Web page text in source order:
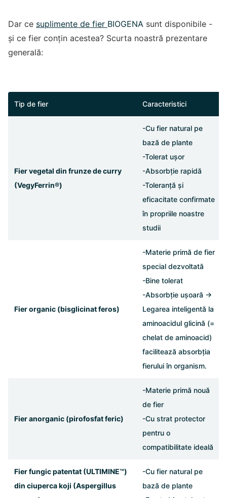
Dar ce suplimente de fier BIOGENA sunt disponibile -
și ce fier conțin acestea? Scurta noastră prezentare
generală:
Tip de fier Caracteristici
Fier vegetal din frunze de curry
(VegyFerrin®)
-Cu fier natural pe
bază de plante
-Tolerat ușor
-Absorbție rapidă
-Toleranță și
eficacitate confirmate
în propriile noastre
studii
Fier organic (bisglicinat feros)
-Materie primă de fier
special dezvoltată
-Bine tolerat
-Absorbție ușoară ->
Legarea inteligentă la
aminoacidul glicină (=
chelat de aminoacid)
facilitează absorbția
fierului în organism.
Fier anorganic (pirofosfat feric)
-Materie primă nouă
de fier
-Cu strat protector
pentru o
compatibilitate ideală
Fier fungic patentat (ULTIMINE™)
din ciuperca koji (Aspergillus
-Cu fier natural pe
bază de plante